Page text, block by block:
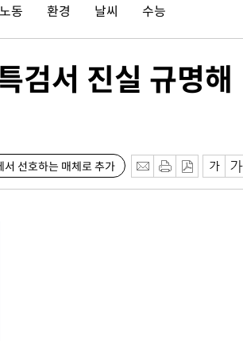
노동 환경 날씨 수능
검서 진실 규명해
서 선호하는 매체로 추가